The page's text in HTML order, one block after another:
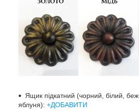
Ящик підкатний (чорний, білий, беж,
яблуня): +ДОБАВИТИ